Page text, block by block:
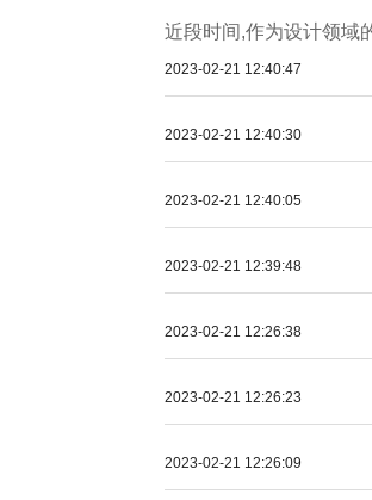
近段时间,作为设计领域
2023-02-21 12:40:47
2023-02-21 12:40:30
2023-02-21 12:40:05
2023-02-21 12:39:48
2023-02-21 12:26:38
2023-02-21 12:26:23
2023-02-21 12:26:09